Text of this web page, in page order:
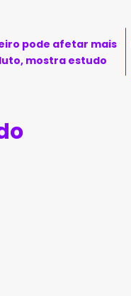
pode afetar mais
mostra estudo